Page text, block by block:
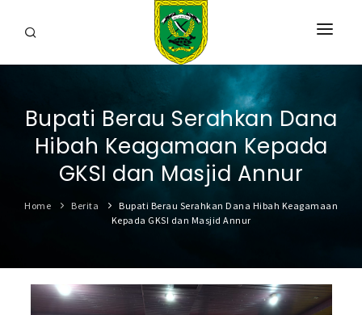
PROFIL
INFORMASI
SARANA & PRASARANA
IPKD
DATA TERBUKA
Bupati Berau Serahkan Dana
Hibah Keagamaan Kepada
GKSI dan Masjid Annur
Home Berita
Bupati Berau Serahkan Dana Hibah Keagamaan
Kepada GKSI dan Masjid Annur